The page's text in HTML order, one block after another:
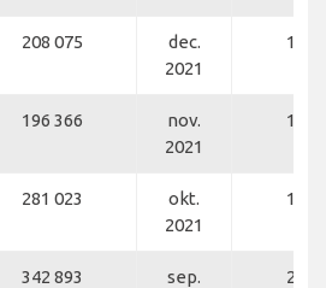
208 075
dec.
2021
140
196 366
nov.
2021
150
281 023
okt.
2021
186
342 893
sep.
213